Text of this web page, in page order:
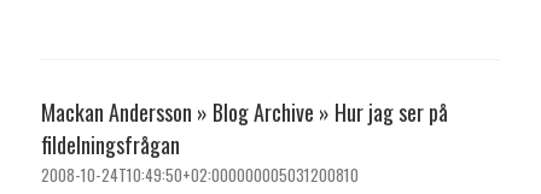
Mackan Andersson » Blog Archive » Hur jag ser på
fildelningsfrågan
2008-10-24T10:49:50+02:000000005031200810